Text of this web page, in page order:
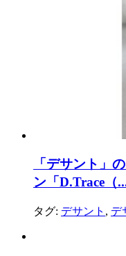
「デサント」
ン「D.Trace（
タグ: デサント , デ